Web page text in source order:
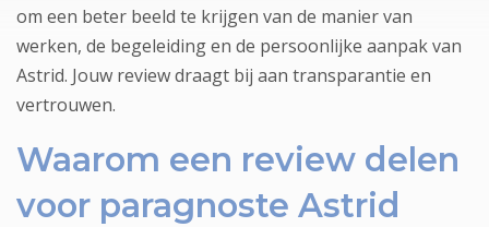
om een beter beeld te krijgen van de manier van
werken, de begeleiding en de persoonlijke aanpak van
Astrid. Jouw review draagt bij aan transparantie en
vertrouwen.
Waarom een review delen
voor paragnoste Astrid